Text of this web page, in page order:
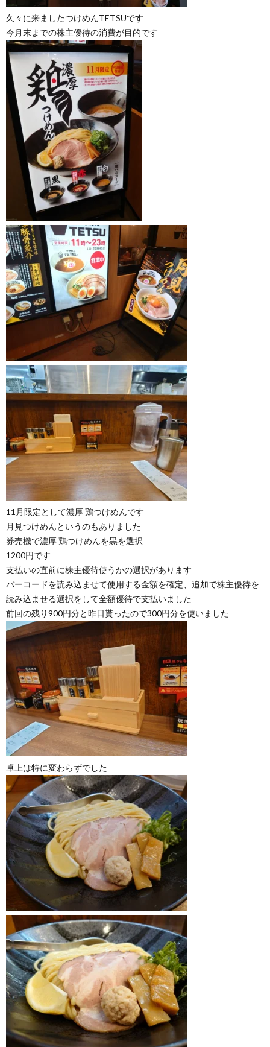
久々に来ましたつけめんTETSUです
今月末までの株主優待の消費が目的です
11月限定として濃厚 鶏つけめんです
月見つけめんというのもありました
券売機で濃厚 鶏つけめんを黒を選択
1200円です
支払いの直前に株主優待使うかの選択があります
バーコードを読み込ませて使用する金額を確定、追加で株主優待を
読み込ませる選択をして全額優待で支払いました
前回の残り900円分と昨日貰ったので300円分を使いました
卓上は特に変わらずでした